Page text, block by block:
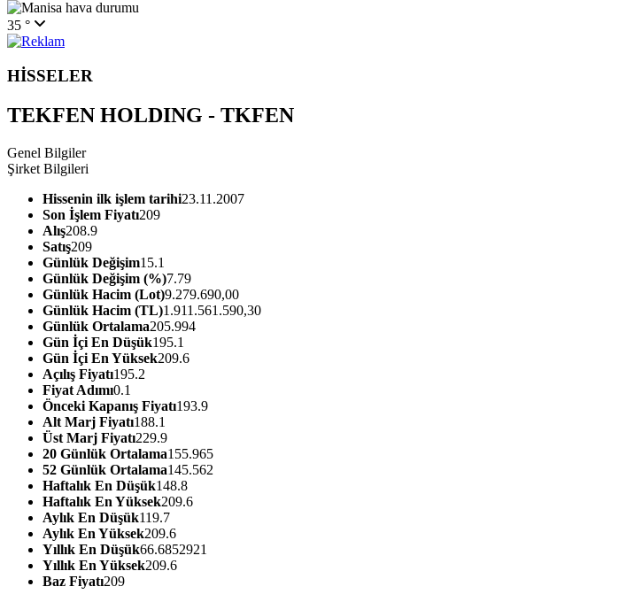
35 °
HİSSELER
TEKFEN HOLDING - TKFEN
Genel Bilgiler
Şirket Bilgileri
Hissenin ilk işlem tarihi23.11.2007
Son İşlem Fiyatı209
Alış208.9
Satış209
Günlük Değişim15.1
Günlük Değişim (%)7.79
Günlük Hacim (Lot)9.279.690,00
Günlük Hacim (TL)1.911.561.590,30
Günlük Ortalama205.994
Gün İçi En Düşük195.1
Gün İçi En Yüksek209.6
Açılış Fiyatı195.2
Fiyat Adımı0.1
Önceki Kapanış Fiyatı193.9
Alt Marj Fiyatı188.1
Üst Marj Fiyatı229.9
20 Günlük Ortalama155.965
52 Günlük Ortalama145.562
Haftalık En Düşük148.8
Haftalık En Yüksek209.6
Aylık En Düşük119.7
Aylık En Yüksek209.6
Yıllık En Düşük66.6852921
Yıllık En Yüksek209.6
Baz Fiyatı209